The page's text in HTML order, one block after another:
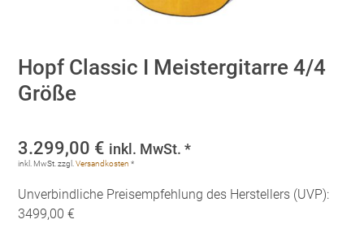
Hopf Classic I Meistergitarre 4/4
Größe
3.299,00 € inkl. MwSt. *
inkl. MwSt. zzgl.Versandkosten *
Unverbindliche Preisempfehlung des Herstellers (UVP):
3499,00 €